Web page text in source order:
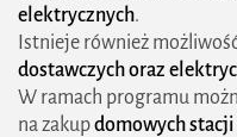
elektrycznych.
Istnieje również
dostawczych oraz
W ramach programu
na zakupdomowych stacji